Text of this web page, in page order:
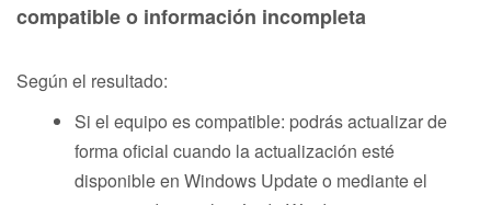
compatible o información incompleta
Según el resultado:
Si el equipo es compatible: podrás actualizar de
forma oficial cuando la actualización esté
disponible en Windows Update o mediante el